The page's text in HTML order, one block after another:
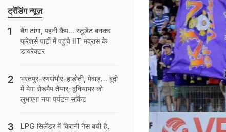
ट्रेंडिंग न्यूज़
बैग टांगा, पहनी कैप... स्टूडेंट बनकर
फ्रेशर्स पार्टी में पहुंचे IIT मद्रास के
डायरेक्टर
भरतपुर-रणथंभौर-हाड़ोती, मेवाड़... बूंदी
में मेगा रोडमैप तैयार; दुनियाभर को
लुभाएगा नया पर्यटन सर्किट
LPG सिलेंडर में कितनी गैस बची है,